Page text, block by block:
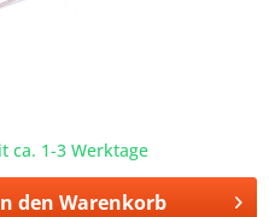
ca. 1-3 Werktage
den Warenkorb